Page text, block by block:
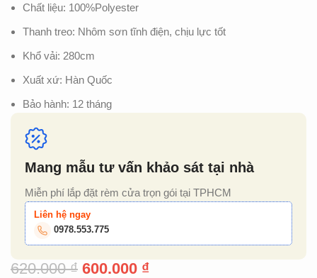
Chất liệu: 100%Polyester
Thanh treo: Nhôm sơn tĩnh điện, chịu lực tốt
Khổ vải: 280cm
Xuất xứ: Hàn Quốc
Bảo hành: 12 tháng
Mang mẫu tư vấn khảo sát tại nhà
Miễn phí lắp đặt rèm cửa trọn gói tại TPHCM
Liên hệ ngay
0978.553.775
620.000₫ 600.000 ₫